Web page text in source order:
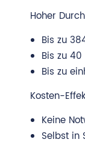
Hoher
Bis zu
Bis zu
Bis zu
Kosten-
Keine
Selbst in